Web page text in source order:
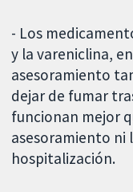
- Los
y la vareniclina,
asesoramiento
dejar de fumar
funcionan mejor
asesoramiento ni
hospitalización.